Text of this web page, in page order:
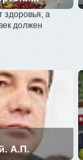
здоровья, а
должен
А.П.